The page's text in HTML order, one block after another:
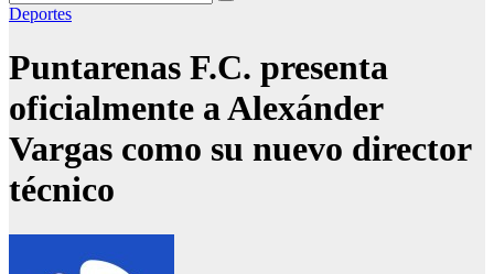
Deportes
Puntarenas F.C. presenta
oficialmente a Alexánder
Vargas como su nuevo director
técnico